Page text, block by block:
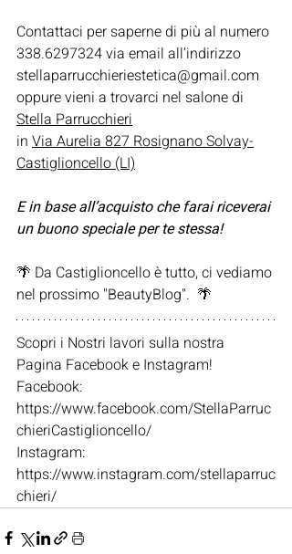
Contattaci per saperne di più al numero
338.6297324 via email all’indirizzo
stellaparrucchieriestetica@gmail.com
oppure vieni a trovarci nel salone di
Stella Parrucchieri
in Via Aurelia 827 Rosignano Solvay-
Castiglioncello (LI)
E in base all’acquisto che farai riceverai
un buono speciale per te stessa!
🌴 Da Castiglioncello è tutto, ci vediamo
nel prossimo "BeautyBlog".  🌴
Scopri i Nostri lavori sulla nostra
Pagina Facebook e Instagram!
Facebook:
https://www.facebook.com/StellaParruc
chieriCastiglioncello/
Instagram:
https://www.instagram.com/stellaparruc
chieri/